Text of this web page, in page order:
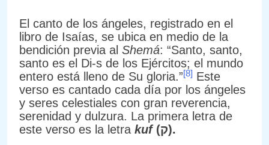
El canto de los ángeles, registrado en el
libro de Isaías, se ubica en medio de la
bendición previa al Shemá: “Santo, santo,
santo es el Di-s de los Ejércitos; el mundo
entero está lleno de Su gloria.”[8] Este
verso es cantado cada día por los ángeles
y seres celestiales con gran reverencia,
serenidad y dulzura. La primera letra de
este verso es la letra kuf( ק).